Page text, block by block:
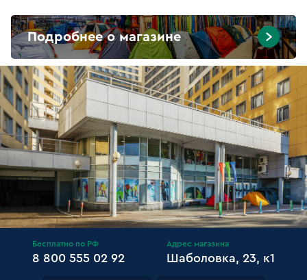
Подробнее о магазине
Бесплатно по РФ
8 800 555 02 92
Адрес магазина
Шаболовка, 23, к1